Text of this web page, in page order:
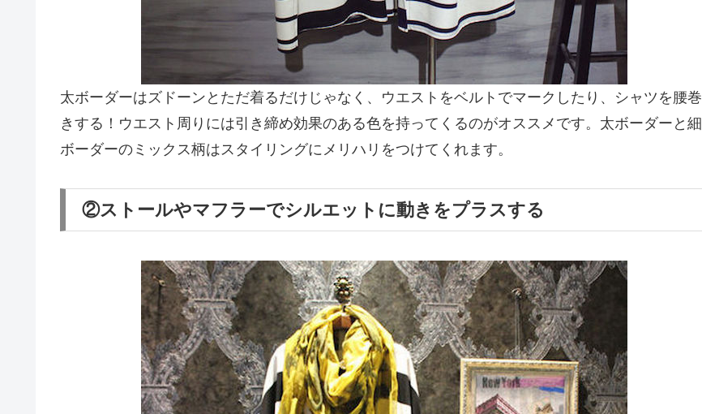
太ボーダーはズドーンとただ着るだけじゃなく、ウエストをベルトでマークしたり、シャツを腰巻
きする！ウエスト周りには引き締め効果のある色を持ってくるのがオススメです。太ボーダーと細
ボーダーのミックス柄はスタイリングにメリハリをつけてくれます。
②ストールやマフラーでシルエットに動きをプラスする